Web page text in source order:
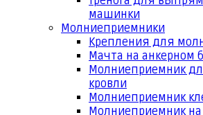
машинки
Молниеприемники
Крепления для
Мачта на анкерном
Молниеприемник
кровли
Молниеприемник
Молниеприемник